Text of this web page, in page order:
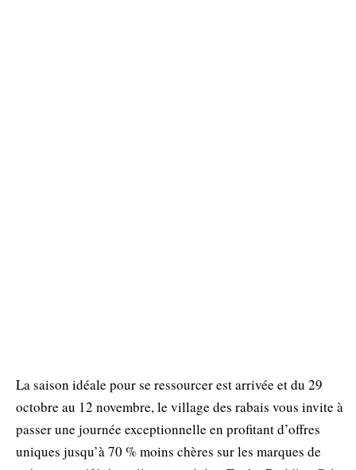
La saison idéale pour se ressourcer est arrivée et du 29
octobre au 12 novembre, le village des rabais vous invite à
passer une journée exceptionnelle en profitant d’offres
uniques jusqu’à 70 % moins chères sur les marques de